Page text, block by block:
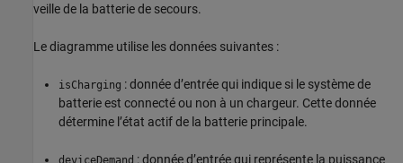
veille de la batterie de secours.
Le diagramme utilise les données suivantes :
isCharging : donnée d’entrée qui indique si le système de
batterie est connecté ou non à un chargeur. Cette donnée
détermine l’état actif de la batterie principale.
deviceDemand : donnée d’entrée qui représente la puissance